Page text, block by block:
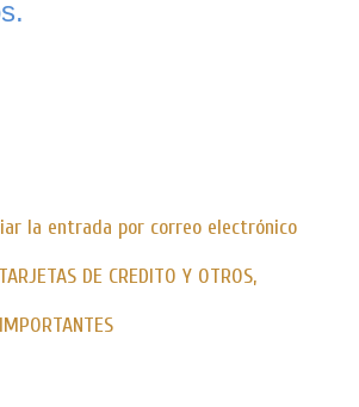
la entrada por correo electrónico
DE CREDITO Y OTROS